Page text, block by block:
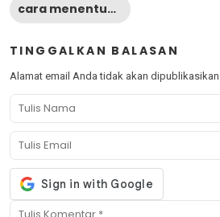
cara menentukan jurusan kuliah sesuai minat dan bakat
TINGGALKAN BALASAN
Alamat email Anda tidak akan